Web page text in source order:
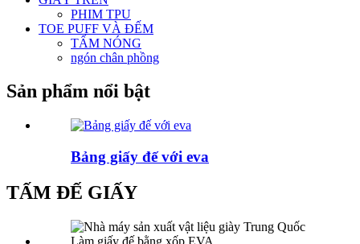
PHIM TPU
TOE PUFF VÀ ĐẾM
TẤM NÓNG
ngón chân phồng
Sản phẩm nổi bật
Bảng giấy đế với eva
TẤM ĐẾ GIẤY